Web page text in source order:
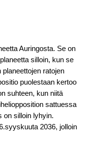
Auringosta. Se on
silloin, kun se
ratojen
puolestaan kertoo
suhteen, kun niitä
sattuessa
on silloin lyhyin.
2036, jolloin